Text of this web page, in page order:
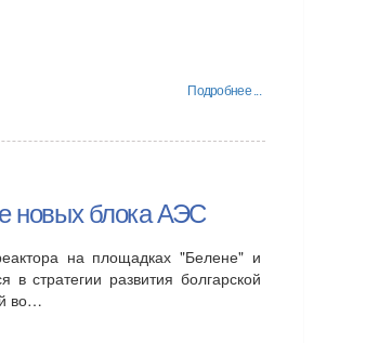
Подробнее ...
новых блока АЭС
на площадках "Белене" и
стратегии развития болгарской
во…